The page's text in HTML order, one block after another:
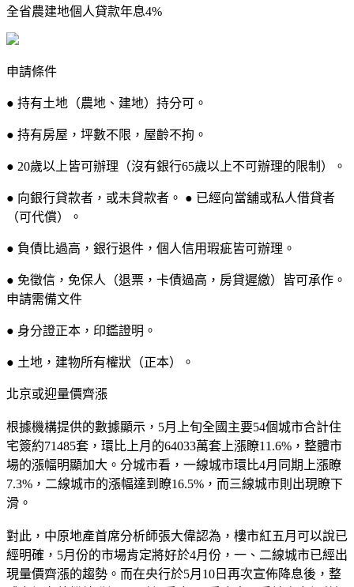
全省農建地個人貸款年息4%
申請條件
● 持有土地（農地、建地）持分可。
● 持有房屋，坪數不限，屋齡不拘。
● 20歲以上皆可辦理（沒有銀行65歲以上不可辦理的限制）。
● 向銀行貸款者，或未貸款者。 ● 已經向當舖或私人借貸者
（可代償）。
● 負債比過高，銀行退件，個人信用瑕疵皆可辦理。
● 免徵信，免保人（退票，卡債過高，房貸遲繳）皆可承作。
申請需備文件
● 身分證正本，印鑑證明。
● 土地，建物所有權狀（正本）。
北京或迎量價齊漲
根據機構提供的數據顯示，5月上旬全國主要54個城市合計住
宅簽約71485套，環比上月的64033萬套上漲瞭11.6%，整體市
場的漲幅明顯加大。分城市看，一線城市環比4月同期上漲瞭
7.3%，二線城市的漲幅達到瞭16.5%，而三線城市則出現瞭下
滑。
對此，中原地產首席分析師張大偉認為，樓市紅五月可以說已
經明確，5月份的市場肯定將好於4月份，一、二線城市已經出
現量價齊漲的趨勢。而在央行於5月10日再次宣佈降息後，整